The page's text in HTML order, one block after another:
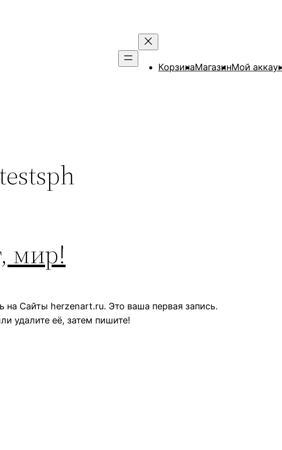
КорзинаМагазинМой
мир!
на Сайты herzenart.ru. Это ваша первая запись.
удалите её, затем пишите!